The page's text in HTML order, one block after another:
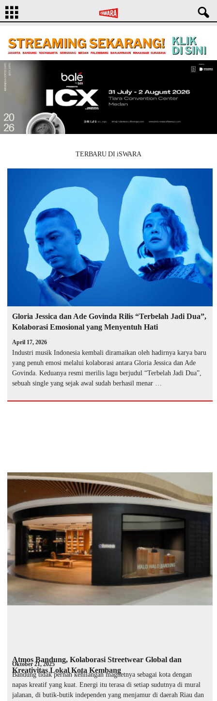
TERBARU DI iSWARA
Gloria Jessica dan Ade Govinda Rilis “Terbelah Jadi Dua”,
Kolaborasi Emosional yang Menyentuh Hati
April 17, 2026
Industri musik Indonesia kembali diramaikan oleh hadirnya karya baru
yang penuh emosi melalui kolaborasi antara Gloria Jessica dan Ade
Govinda. Keduanya resmi merilis lagu berjudul “Terbelah Jadi Dua”,
sebuah single yang sejak awal sudah berhasil menar …
Atmos Bandung, Kolaborasi Streetwear Global dan
Kreativitas Lokal Kota Kembang
Oktober 21, 2025
Bandung tidak pernah kehilangan magnetnya sebagai kota dengan
napas kreatif yang kuat. Energi itu terasa di setiap sudutnya di mural
jalanan, di butik-butik independen yang menjamur di daerah Riau dan